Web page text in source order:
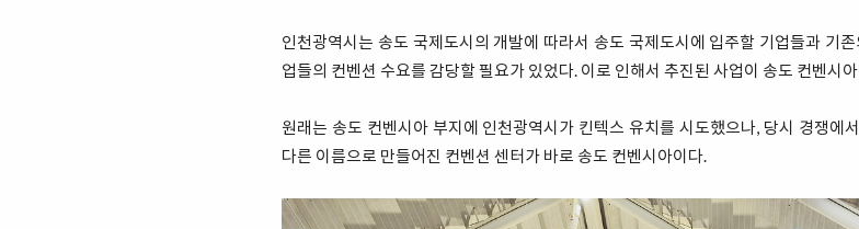
인천광역시는 송도 국제도시의 개발에 따라서 송도 국제도시에 입주할 기업들과 기
업들의 컨벤션 수요를 감당할 필요가 있었다. 이로 인해서 추진된 사업이 송도 컨벤시
원래는 송도 컨벤시아 부지에 인천광역시가 킨텍스 유치를 시도했으나, 당시 경쟁에
다른 이름으로 만들어진 컨벤션 센터가 바로 송도 컨벤시아이다.